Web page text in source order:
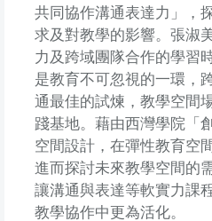
共同協作溝通表達力」，
求及對教學的影響。張淑
力及跨域團隊合作的學習
是教育不可忽視的一環，
通最佳的試煉，教學空間
踐基地。藉由西灣學院「
空間設計，在彈性教育空
進而探討未來教學空間的
讓溝通與表達等軟實力課
教學協作中更為活化。